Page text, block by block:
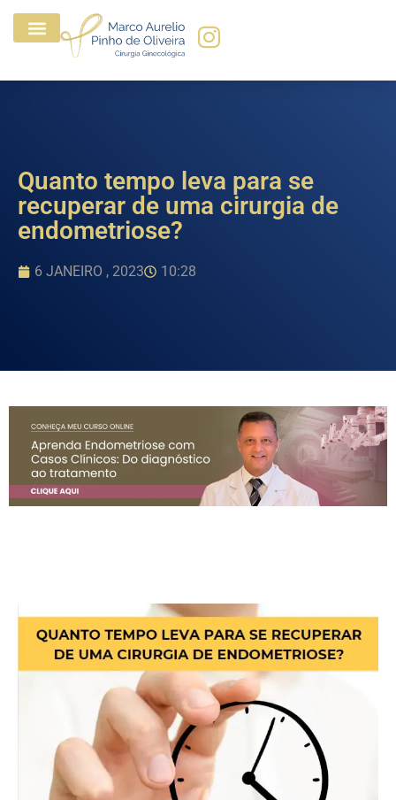
Quanto tempo leva para se
recuperar de uma cirurgia de
endometriose?
6 JANEIRO , 2023 10:28